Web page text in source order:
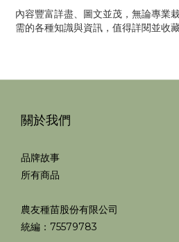
內容豐富詳盡、圖文並茂，無論專業
需的各種知識與資訊，值得詳閱並收藏
關於我們
品牌故事
所有商品
農友種苗股份有限公司
統編：75579783